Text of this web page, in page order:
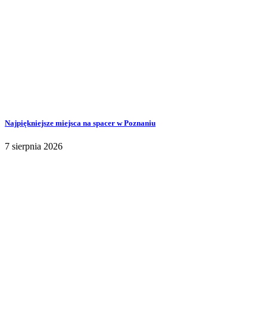
Najpiękniejsze miejsca na spacer w Poznaniu
7 sierpnia 2026